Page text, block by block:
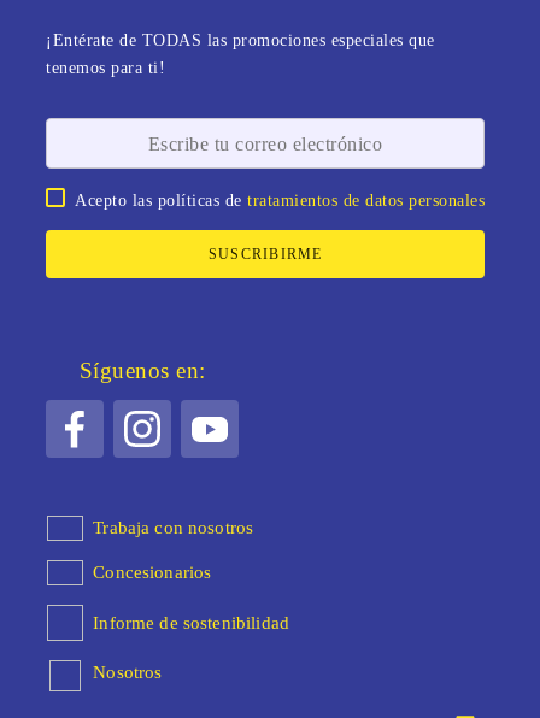
¡Entérate de TODAS las promociones especiales que
tenemos para ti!
Acepto las políticas detratamientos de datos personales
SUSCRIBIRME
Síguenos en:
Trabaja con nosotros
Concesionarios
Informe de sostenibilidad
Nosotros